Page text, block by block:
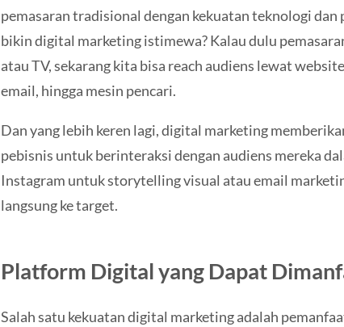
pemasaran tradisional dengan kekuatan teknologi
bikin digital marketing istimewa? Kalau dulu
atau TV, sekarang kita bisa reach audiens lewat website
email, hingga mesin pencari.
Dan yang lebih keren lagi, digital marketing
pebisnis untuk berinteraksi dengan audiens mereka
Instagram untuk storytelling visual atau email
langsung ke target.
Platform Digital yang Dapat
Salah satu kekuatan digital marketing adalah